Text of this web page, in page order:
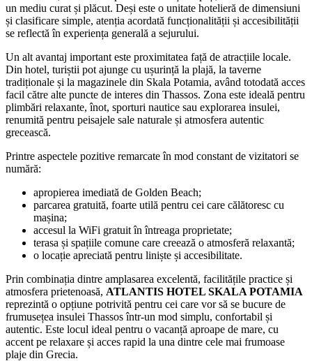
un mediu curat și plăcut. Deși este o unitate hotelieră de dimensiuni
și clasificare simple, atenția acordată funcționalității și accesibilității
se reflectă în experiența generală a sejurului.
Un alt avantaj important este proximitatea față de atracțiile locale.
Din hotel, turiștii pot ajunge cu ușurință la plajă, la taverne
tradiționale și la magazinele din Skala Potamia, având totodată acces
facil către alte puncte de interes din Thassos. Zona este ideală pentru
plimbări relaxante, înot, sporturi nautice sau explorarea insulei,
renumită pentru peisajele sale naturale și atmosfera autentic
grecească.
Printre aspectele pozitive remarcate în mod constant de vizitatori se
numără:
apropierea imediată de Golden Beach;
parcarea gratuită, foarte utilă pentru cei care călătoresc cu
mașina;
accesul la WiFi gratuit în întreaga proprietate;
terasa și spațiile comune care creează o atmosferă relaxantă;
o locație apreciată pentru liniște și accesibilitate.
Prin combinația dintre amplasarea excelentă, facilitățile practice și
atmosfera prietenoasă, ATLANTIS HOTEL SKALA POTAMIA
reprezintă o opțiune potrivită pentru cei care vor să se bucure de
frumusețea insulei Thassos într-un mod simplu, confortabil și
autentic. Este locul ideal pentru o vacanță aproape de mare, cu
accent pe relaxare și acces rapid la una dintre cele mai frumoase
plaje din Grecia.